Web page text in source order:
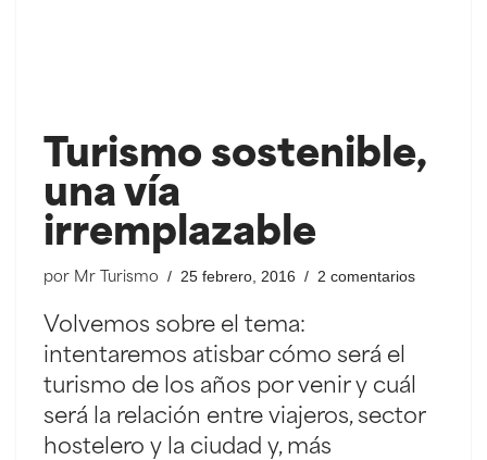
Turismo sostenible,
una vía
irremplazable
por Mr Turismo 25 febrero, 2016 2 comentarios
Volvemos sobre el tema:
intentaremos atisbar cómo será el
turismo de los años por venir y cuál
será la relación entre viajeros, sector
hostelero y la ciudad y, más